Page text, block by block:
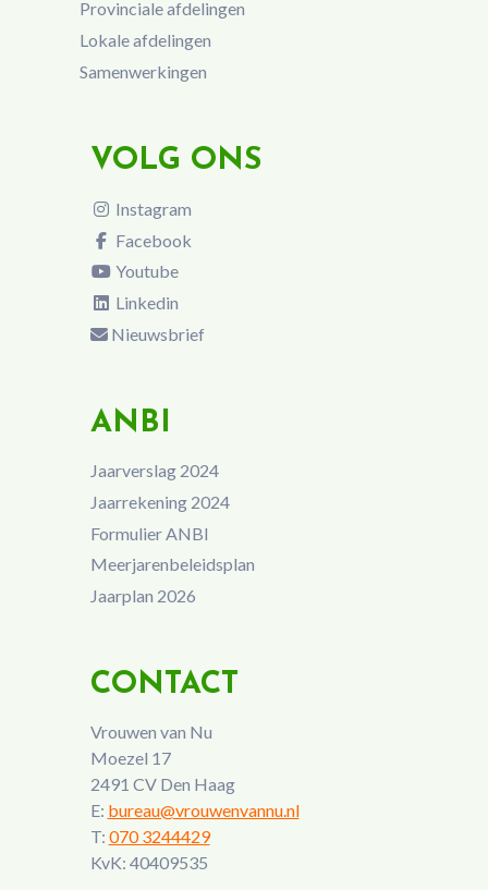
Provinciale afdelingen
Lokale afdelingen
Samenwerkingen
VOLG ONS
Instagram
Facebook
Youtube
Linkedin
Nieuwsbrief
ANBI
Jaarverslag 2024
Jaarrekening 2024
Formulier ANBI
Meerjarenbeleidsplan
Jaarplan 2026
CONTACT
Vrouwen van Nu
Moezel 17
2491 CV Den Haag
E: bureau@vrouwenvannu.nl
T: 070 3244429
KvK: 40409535